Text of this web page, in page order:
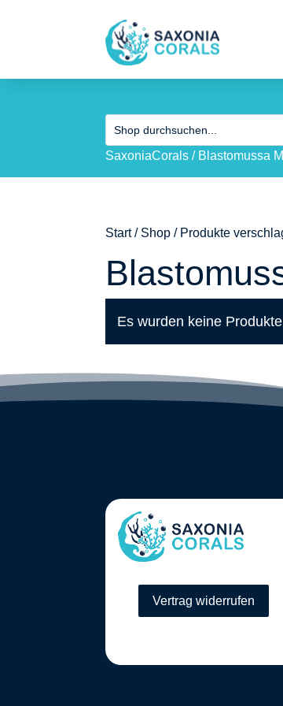
SaxoniaCorals / Blastomussa
Start/ Shop / Produkte
Es wurden keine
Vertrag widerrufen